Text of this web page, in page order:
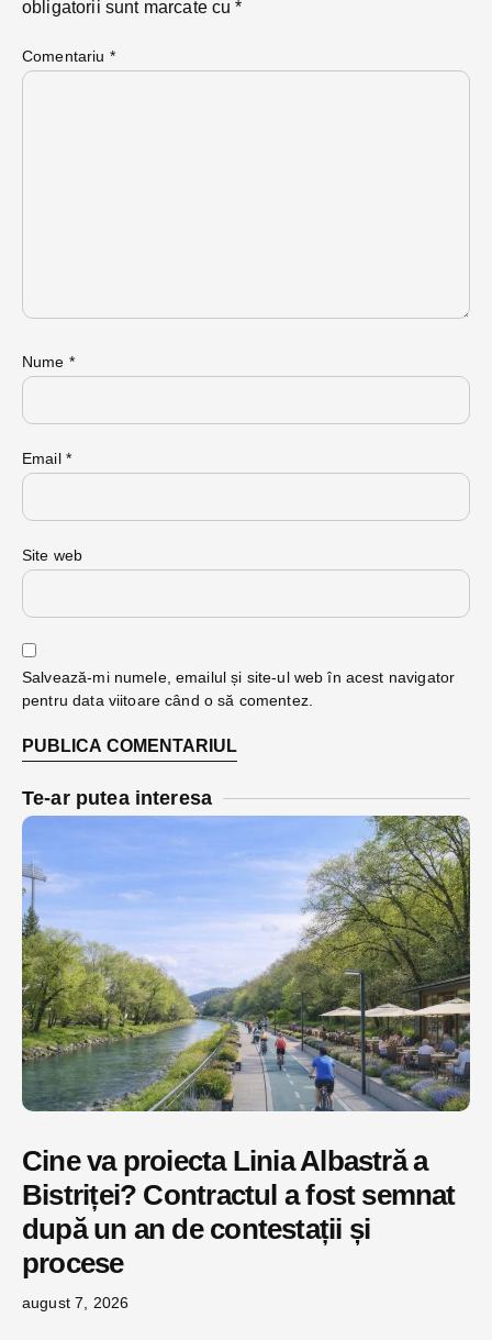
obligatorii sunt marcate cu*
Comentariu *
Nume *
Email *
Site web
Salvează-mi numele, emailul și site-ul web în acest navigator
pentru data viitoare când o să comentez.
Te-ar putea interesa
Cine va proiecta Linia Albastră a
Bistriței? Contractul a fost semnat
după un an de contestații și
procese
august 7, 2026